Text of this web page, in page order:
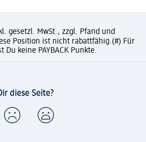
gesetzl. MwSt., zzgl. Pfand und
Position ist nicht rabattfähig.(#) Für
keine PAYBACK Punkte.
diese Seite?